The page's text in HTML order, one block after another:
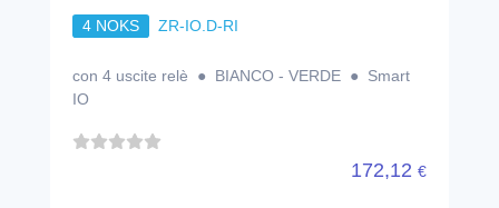
4 NOKS ZR-IO.D-RI
con 4 uscite relè ● BIANCO - VERDE ● Smart
IO
172,12 €